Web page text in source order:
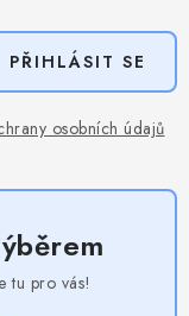
osobních údajů
PŘIHLÁSIT SE
tu pro vás!